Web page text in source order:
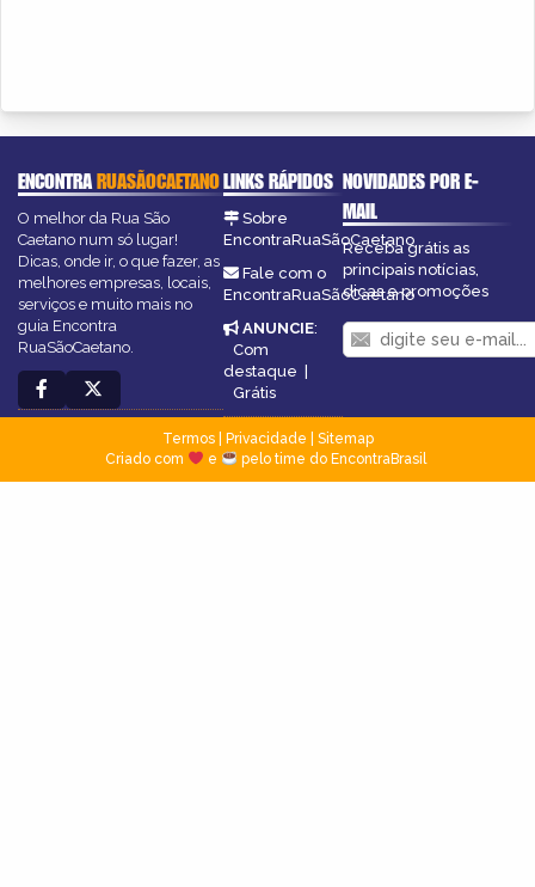
ENCONTRARUASÃOCAETANO
O melhor da Rua São
Caetano num só lugar!
Dicas, onde ir, o que fazer, as
melhores empresas, locais,
serviços e muito mais no
guia Encontra
RuaSãoCaetano.
LINKS RÁPIDOS
Sobre
EncontraRuaSãoCaetano
Fale com o
EncontraRuaSãoCaetano
ANUNCIE:
Com
destaque |
Grátis
NOVIDADES POR E-
MAIL
Receba grátis as
principais notícias,
dicas e promoções
Termos| Privacidade
Sitemap
Criado com
e pelo time do EncontraBrasil